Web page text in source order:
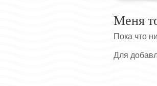
Меня
Пока что
Для